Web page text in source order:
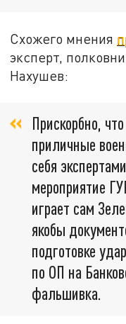
Схожего мнения
эксперт,
Нахушев:
Прискорбно,
приличные
себя
мероприятие
играет сам
якобы
подготовке
по ОП на
фальшивка.